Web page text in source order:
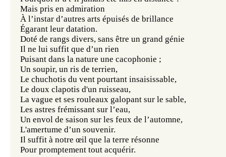
Mais pris en admiration
À l’instar d’autres arts épuisés de brillance
Égarant leur datation.
Doté de rangs divers, sans être un grand génie
Il ne lui suffit que d’un rien
Puisant dans la nature une cacophonie ;
Un soupir, un ris de terrien,
Le chuchotis du vent pourtant insaisissable,
Le doux clapotis d'un ruisseau,
La vague et ses rouleaux galopant sur le sable,
Les astres frémissant sur l’eau,
Un envol de saison sur les feux de l’automne,
L'amertume d’un souvenir.
Il suffit à notre œil que la terre résonne
Pour promptement tout acquérir.